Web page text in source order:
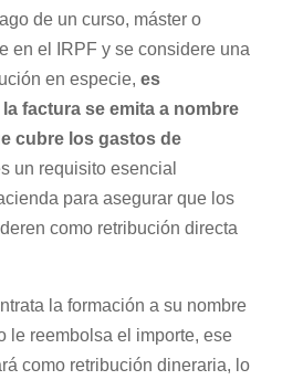
de un curso, máster o
en el IRPF y se considere una
en especie, es
factura se emita a nombre
cubre los gastos de
un requisito esencial
para asegurar que los
como retribución directa
la formación a su nombre
le reembolsa el importe, ese
como retribución dineraria, lo